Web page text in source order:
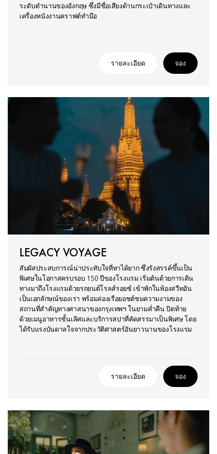
ระดับตำนานของอังกฤษ ซึ่งมีชื่อเสียงด้านกระเป๋าเดินทางและ
เครื่องหนังงานคราฟต์ทำมือ
รายละเอียด จอง
LEGACY VOYAGE
สัมผัสประสบการณ์น่าประทับใจที่หาได้ยาก ซึ่งรังสรรค์ขึ้นเป็น
พิเศษในโอกาสครบรอบ 150 ปีของโรงแรม เริ่มต้นด้วยการเดิน
ทางมาถึงโรงแรมด้วยรถยนต์โรลส์รอยซ์ เข้าพักในห้องสวีทอัน
เป็นเอกลักษณ์ของเรา พร้อมล่องเรือยอชต์ชมความงามของ
สถานที่สำคัญทางศาสนาของกรุงเทพฯ ในยามค่ำคืน ปิดท้าย
ด้วยเมนูอาหารชั้นเลิศและบริการสปาที่คัดสรรมาเป็นพิเศษ โดย
ได้รับแรงบันดาลใจจากประวัติศาสตร์อันยาวนานของโรงแรม
รายละเอียด จอง